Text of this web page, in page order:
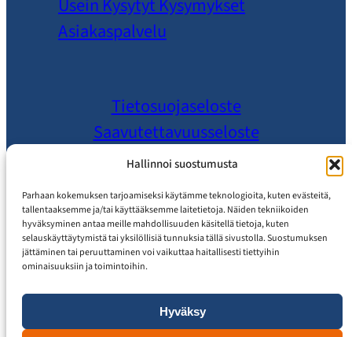
Hallinnoi suostumusta
Parhaan kokemuksen tarjoamiseksi käytämme teknologioita, kuten evästeitä,
tallentaaksemme ja/tai käyttääksemme laitetietoja. Näiden tekniikoiden
hyväksyminen antaa meille mahdollisuuden käsitellä tietoja, kuten
selauskäyttäytymistä tai yksilöllisiä tunnuksia tällä sivustolla. Suostumuksen
jättäminen tai peruuttaminen voi vaikuttaa haitallisesti tiettyihin
ominaisuuksiin ja toimintoihin.
Hyväksy
Usein Kysytyt Kysymykset
Asiakaspalvelu
Tietosuojaseloste
Saavutettavuusseloste